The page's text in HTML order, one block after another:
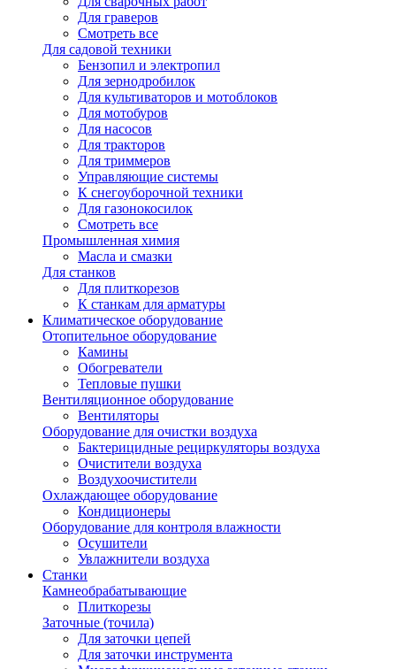
Для граверов
Смотреть все
Для садовой техники
Бензопил и электропил
Для зернодробилок
Для культиваторов и мотоблоков
Для мотобуров
Для насосов
Для тракторов
Для триммеров
Управляющие системы
К снегоуборочной техники
Для газонокосилок
Смотреть все
Промышленная химия
Масла и смазки
Для станков
Для плиткорезов
К станкам для арматуры
Климатическое оборудование
Отопительное оборудование
Камины
Обогреватели
Тепловые пушки
Вентиляционное оборудование
Вентиляторы
Оборудование для очистки воздуха
Бактерицидные рециркуляторы воздуха
Очистители воздуха
Воздухоочистители
Охлаждающее оборудование
Кондиционеры
Оборудование для контроля влажности
Осушители
Увлажнители воздуха
Станки
Камнеобрабатывающие
Плиткорезы
Заточные (точила)
Для заточки цепей
Для заточки инструмента